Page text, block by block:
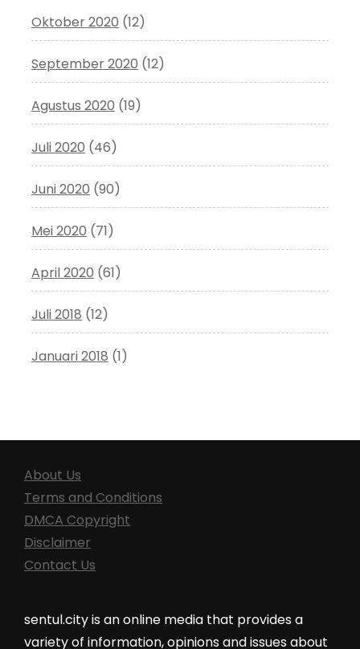
Oktober 2020 (12)
September 2020 (12)
Agustus 2020 (19)
Juli 2020 (46)
Juni 2020 (90)
Mei 2020 (71)
April 2020 (61)
Juli 2018 (12)
Januari 2018 (1)
About Us
Terms and Conditions
DMCA Copyright
Disclaimer
Contact Us
sentul.city is an online media that provides a
variety of information, opinions and issues about